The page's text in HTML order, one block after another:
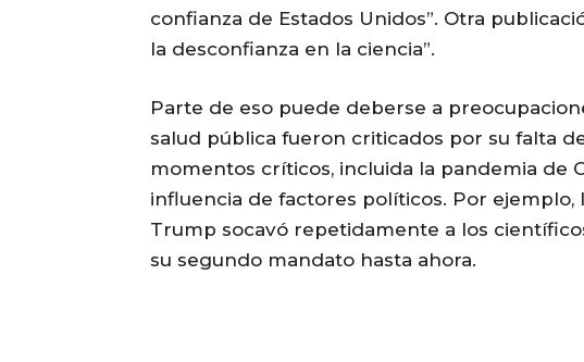
confianza de Estados Unidos”. Otra
la desconfianza en la ciencia”.
Parte de eso puede deberse a
salud pública fueron criticados por su falta
momentos críticos, incluida la pandemia de
influencia de factores políticos. Por
Trump socavó repetidamente a los
su segundo mandato hasta ahora.